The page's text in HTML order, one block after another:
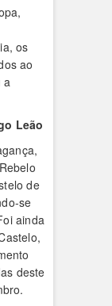
os
ao
a
Leão
de
se
ainda
deste